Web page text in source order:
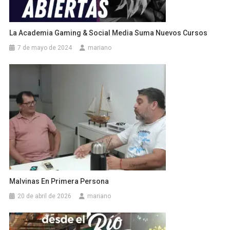
La Academia Gaming & Social Media Suma Nuevos Cursos
7 de mayo de 2024 mariano
Malvinas En Primera Persona
20 de abril de 2026 mariano